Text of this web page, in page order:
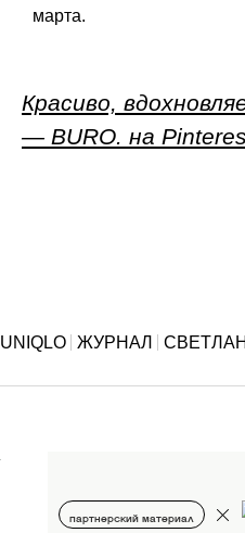
марта.
Красиво,
— BURO. на
UNIQLO ЖУРНАЛ
партнерский материал